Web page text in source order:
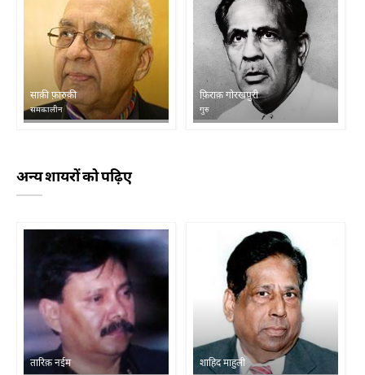
साक़ी फ़ारुक़ी
समकालीन
फ़िराक़ गोरखपुरी
गुरु
अन्य शायरों को पढ़िए
तारिक़ नईम शाहिद माहुली